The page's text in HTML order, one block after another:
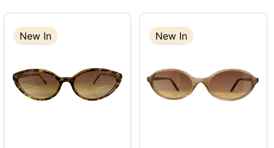
New In
New In New In